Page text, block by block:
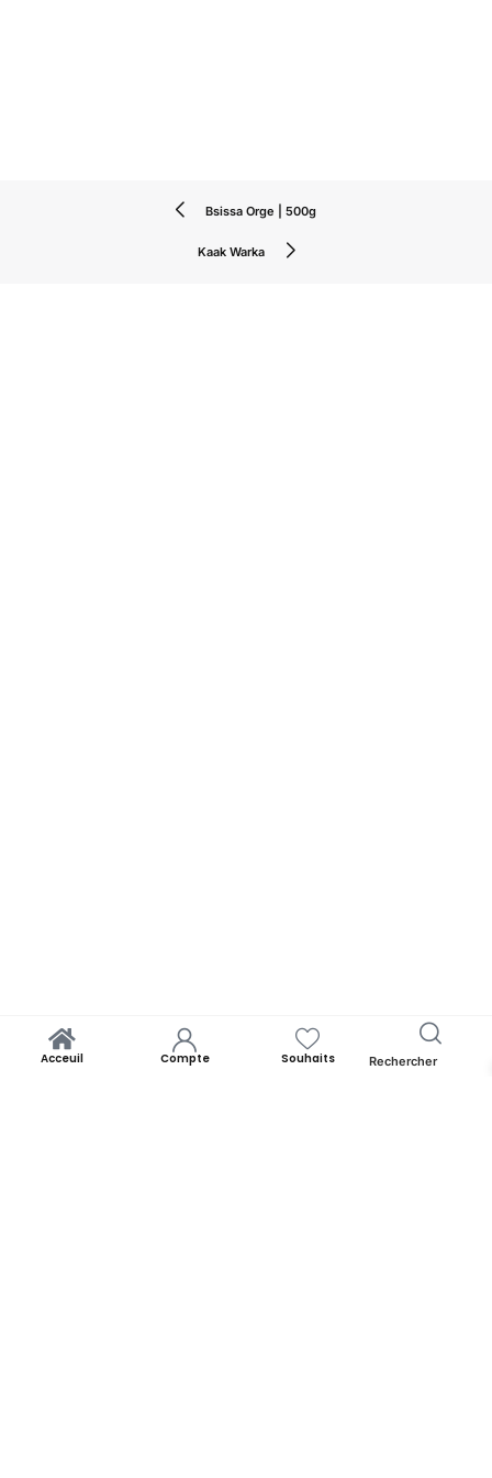
Bsissa Orge | 500g
Kaak Warka
Acceuil Compte Souhaits Rechercher